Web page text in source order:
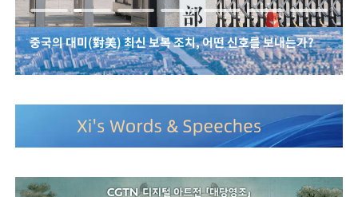
중국의 대미(對美) 최신 보복 조치, 어떤 신호를 보내는가?